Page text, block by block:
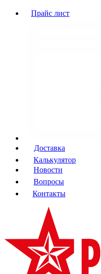
Прайс лист
Доставка
Калькулятор
Новости
Вопросы
Контакты